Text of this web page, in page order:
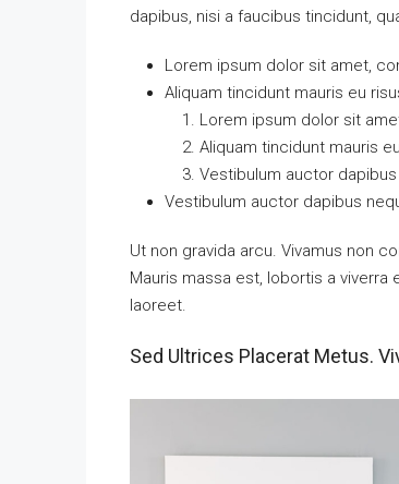
dapibus, nisi a faucibus tincidunt,
Lorem ipsum dolor sit amet,
Aliquam tincidunt mauris eu
Lorem ipsum dolor sit
Aliquam tincidunt mauris
Vestibulum auctor dapibus
Vestibulum auctor dapibus
Ut non gravida arcu. Vivamus non
Mauris massa est, lobortis a
laoreet.
Sed Ultrices Placerat Metus.